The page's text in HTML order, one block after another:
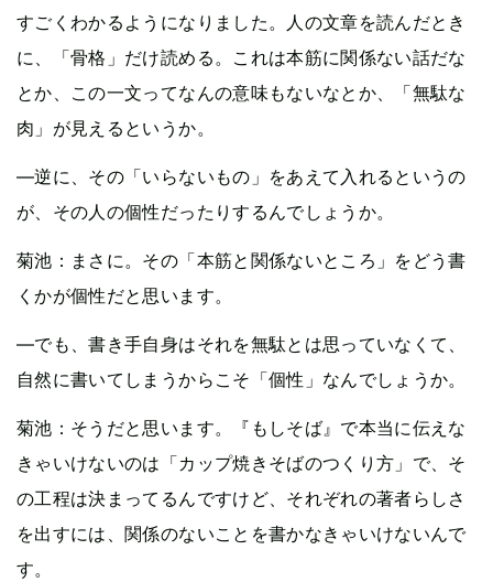
すごくわかるようになりました。人の文章を読んだとき
に、「骨格」だけ読める。これは本筋に関係ない話だな
とか、この一文ってなんの意味もないなとか、「無駄な
肉」が見えるというか。
—逆に、その「いらないもの」をあえて入れるというの
が、その人の個性だったりするんでしょうか。
菊池：まさに。その「本筋と関係ないところ」をどう書
くかが個性だと思います。
—でも、書き手自身はそれを無駄とは思っていなくて、
自然に書いてしまうからこそ「個性」なんでしょうか。
菊池：そうだと思います。『もしそば』で本当に伝えな
きゃいけないのは「カップ焼きそばのつくり方」で、そ
の工程は決まってるんですけど、それぞれの著者らしさ
を出すには、関係のないことを書かなきゃいけないんで
す。